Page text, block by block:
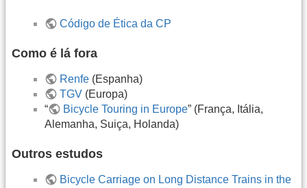
Código de Ética da CP
Como é lá fora
Renfe (Espanha)
TGV (Europa)
“
Bicycle Touring in Europe” (França, Itália,
Alemanha, Suiça, Holanda)
Outros estudos
Bicycle Carriage on Long Distance Trains in the